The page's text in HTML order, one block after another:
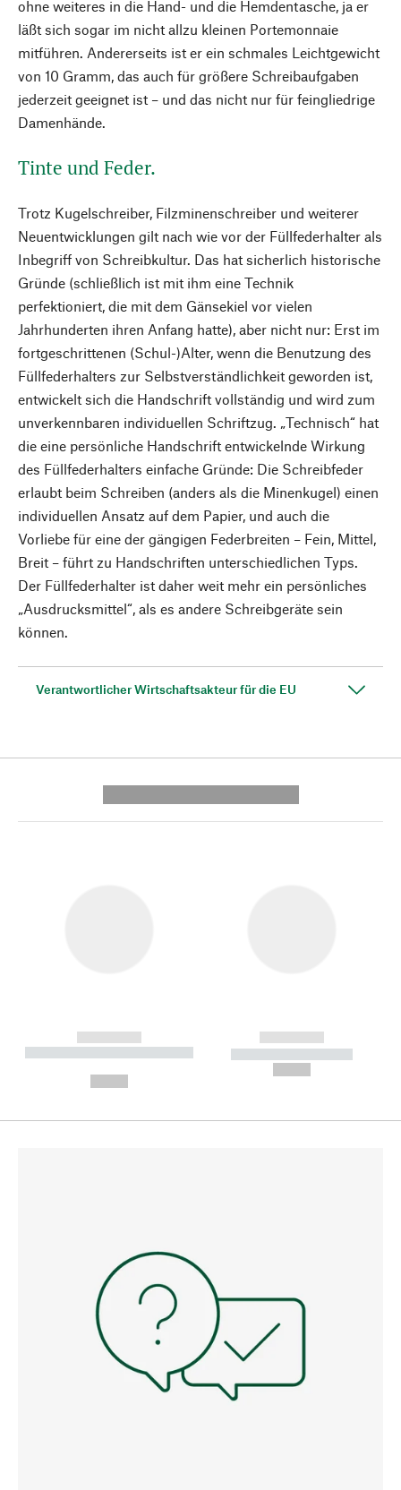
ohne weiteres in die Hand- und die Hemdentasche, ja er
läßt sich sogar im nicht allzu kleinen Portemonnaie
mitführen. Andererseits ist er ein schmales Leichtgewicht
von 10 Gramm, das auch für größere Schreibaufgaben
jederzeit geeignet ist – und das nicht nur für feingliedrige
Damenhände.
Tinte und Feder.
Trotz Kugelschreiber, Filzminenschreiber und weiterer
Neuentwicklungen gilt nach wie vor der Füllfederhalter als
Inbegriff von Schreibkultur. Das hat sicherlich historische
Gründe (schließlich ist mit ihm eine Technik
perfektioniert, die mit dem Gänsekiel vor vielen
Jahrhunderten ihren Anfang hatte), aber nicht nur: Erst im
fortgeschrittenen (Schul-)Alter, wenn die Benutzung des
Füllfederhalters zur Selbstverständlichkeit geworden ist,
entwickelt sich die Handschrift vollständig und wird zum
unverkennbaren individuellen Schriftzug. „Technisch“ hat
die eine persönliche Handschrift entwickelnde Wirkung
des Füllfederhalters einfache Gründe: Die Schreibfeder
erlaubt beim Schreiben (anders als die Minenkugel) einen
individuellen Ansatz auf dem Papier, und auch die
Vorliebe für eine der gängigen Federbreiten – Fein, Mittel,
Breit – führt zu Handschriften unterschiedlichen Typs.
Der Füllfederhalter ist daher weit mehr ein persönliches
„Ausdrucksmittel“, als es andere Schreibgeräte sein
können.
Verantwortlicher Wirtschaftsakteur für die EU
------------
----------- ----------- --------
------------
----------- -----------